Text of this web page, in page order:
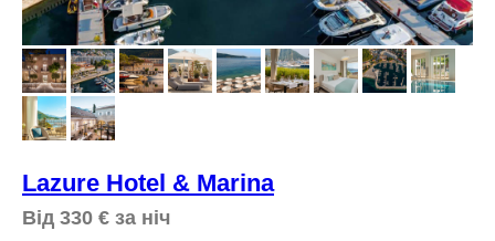
Lazure Hotel & Marina
Від 330 € за ніч